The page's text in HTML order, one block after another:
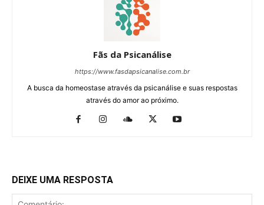
Fãs da Psicanálise
https://www.fasdapsicanalise.com.br
A busca da homeostase através da psicanálise e suas respostas
através do amor ao próximo.
DEIXE UMA RESPOSTA